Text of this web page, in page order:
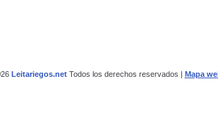
Leitariegos.netTodos los derechos reservados | Mapa